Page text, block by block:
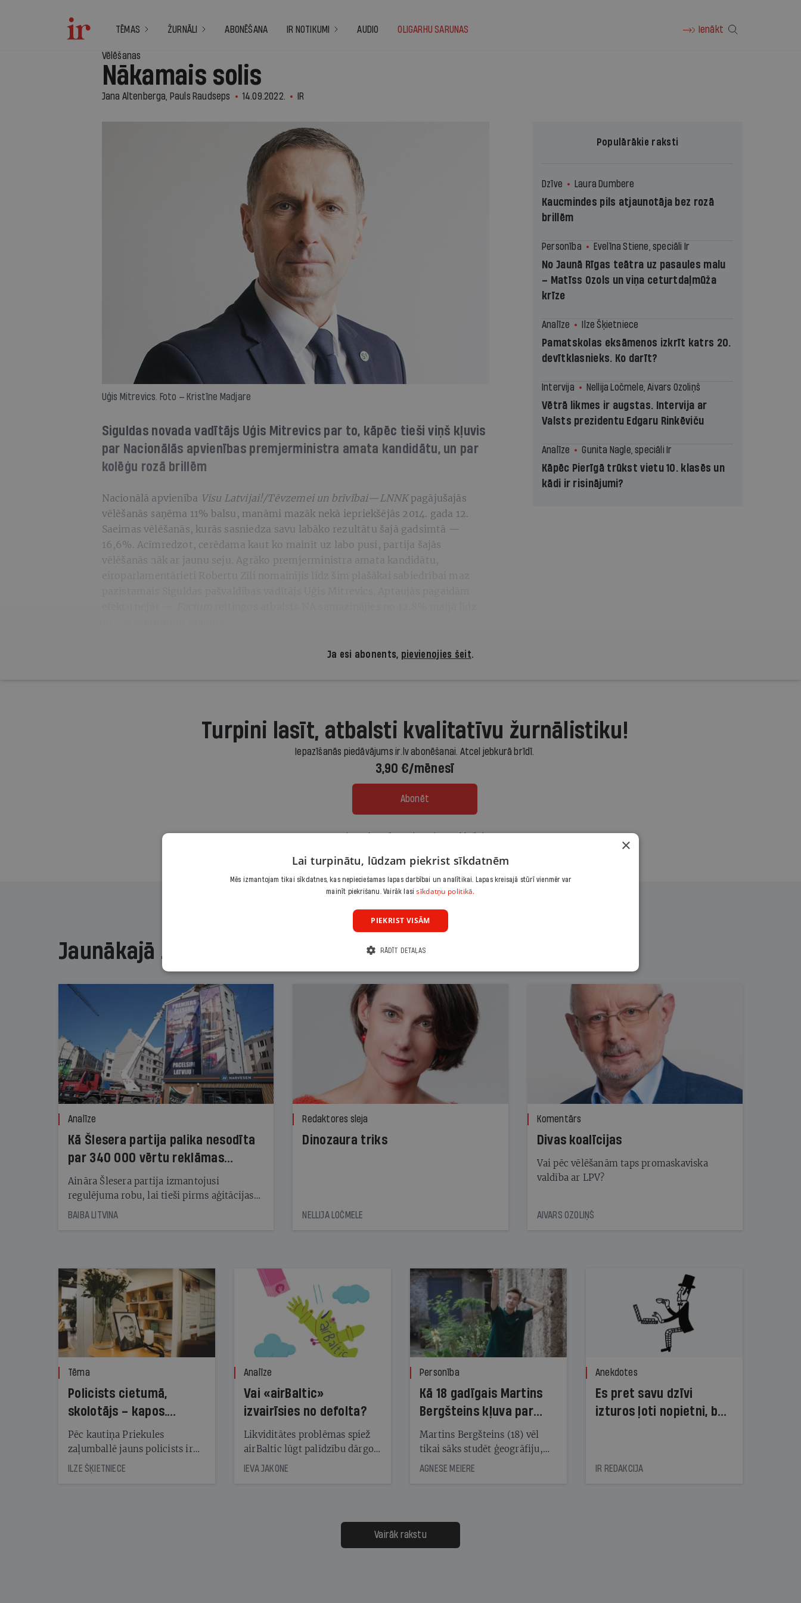
TĒMAS ŽURNĀLI ABONĒŠANA IR NOTIKUMI AUDIO OLIGARHU SARUNAS Ienākt
Vēlēšanas
Nākamais solis
Jana Altenberga, Pauls Raudseps 14.09.2022. IR
Uģis Mitrevics. Foto — Kristīne Madjare
Siguldas novada vadītājs Uģis Mitrevics par to, kāpēc tieši viņš kļuvis
par Nacionālās apvienības premjerministra amata kandidātu, un par
kolēģu rozā brillēm
Nacionālā apvienība Visu Latvijai!/Tēvzemei un brīvībai—LNNKpagājušajās
vēlēšanās saņēma 11% balsu, manāmi mazāk nekā iepriekšējās 2014. gada 12.
Saeimas vēlēšanās, kurās sasniedza savu labāko rezultātu šajā gadsimtā —
16,6%. Acīmredzot, cerēdama kaut ko mainīt uz labo pusi, partija šajās
vēlēšanās nāk ar jaunu seju. Agrāko premjerministra amata kandidātu,
Populārākie raksti
Dzīve Laura Dumbere
Kaucmindes pils atjaunotāja bez rozā
brillēm
Personība Evelīna Stiene, speciāli Ir
No Jaunā Rīgas teātra uz pasaules malu
– Matīss Ozols un viņa ceturtdaļmūža
krīze
Analīze Ilze Šķietniece
Pamatskolas eksāmenos izkrīt katrs 20.
devītklasnieks. Ko darīt?
Intervija Nellija Ločmele, Aivars Ozoliņš
Vētrā likmes ir augstas. Intervija ar
Valsts prezidentu Edgaru Rinkēviču
Analīze Gunita Nagle, speciāli Ir
Kāpēc Pierīgā trūkst vietu 10. klasēs un
kādi ir risinājumi?
Ja esi abonents, pievienojies šeit.
Turpini lasīt, atbalsti kvalitatīvu žurnālistiku!
Iepazīšanās piedāvājums ir.lv abonēšanai. Atcel jebkurā brīdī.
3,90 €/mēnesī
Abonēt
Jaunākajā žurnālā
Analīze
Kā Šlesera partija palika nesodīta
par 340 000 vērtu reklāmas
kampaņu
Aināra Šlesera partija izmantojusi
regulējuma robu, lai tieši pirms aģitācijas
starta izreklamētos par summu, kas
BAIBA LITVINA
Redaktores sleja
Dinozaura triks
NELLIJA LOČMELE
Komentārs
Divas koalīcijas
Vai pēc vēlēšanām taps promaskaviska
valdība ar LPV?
AIVARS OZOLIŅŠ
Tēma
Policists cietumā,
skolotājs – kapos.
Reibuma cena Priekulē
Pēc kautiņa Priekules
zaļumballē jauns policists ir
nonācis cietumā, bet
cienījams pedagogs — kapos.
ILZE ŠĶIETNIECE
Analīze
Vai «airBaltic»
izvairīsies no defolta?
Likviditātes problēmas spiež
airBaltic lūgt palīdzību dārgo
obligāciju turētājiem, taču
samaksāt augstos procentus,
kas jāpārskaita jau trīs dienas
pirms nākamās sapulces
IEVA JAKONE
Personība
Kā 18 gadīgais Martins
Bergšteins kļuva par
laika ziņu seju?
Martins Bergšteins (18) vēl
tikai sāks studēt ģeogrāfiju,
bet viņa sacītajam jau uzticas
uzcītīga darba, mammas
atbalsts un drosme turpināt
meteovērojumus arī tad, kad
AGNESE MEIERE
Anekdotes
Es pret savu dzīvi
izturos ļoti nopietni, bet
IR REDAKCIJA
Vairāk rakstu
×
Lai turpinātu, lūdzam piekrist sīkdatnēm
Mēs izmantojam tikai sīkdatnes, kas nepieciešamas lapas darbībai un analītikai. Lapas kreisajā stūrī vienmēr var
mainīt piekrišanu. Vairāk lasisīkdatņu politikā.
PIEKRIST VISĀM
RĀDĪT DETAĻAS